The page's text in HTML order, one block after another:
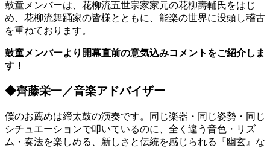
鼓童メンバーは、花柳流五世宗家家元の花柳壽輔氏をはじ
め、花柳流舞踊家の皆様とともに、能楽の世界に没頭し稽古
を重ねております。
鼓童メンバーより開幕直前の意気込みコメントをご紹介しま
す！
◆齊藤栄一／音楽アドバイザー
僕のお薦めは締太鼓の演奏です。同じ楽器・同じ姿勢・同じ
シチュエーションで叩いているのに、全く違う音色・リズ
ム・奏法を楽しめる、新しさと伝統を感じられる『幽玄』な